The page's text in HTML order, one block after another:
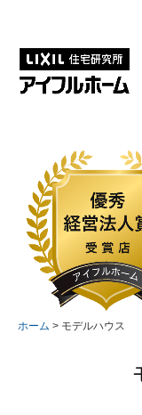
ホーム
土地情報
イベント情報
モデルハウス
お客様の声
会社案内
ホーム モデルハウス